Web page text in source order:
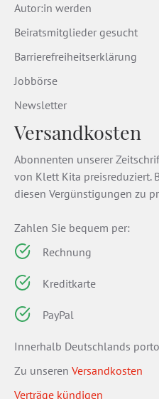
Autor:in werden
Beiratsmitglieder gesucht
Barrierefreiheitserklärung
Jobbörse
Newsletter
Versandkosten
Abonnenten unserer
von Klett Kita preisreduziert.
diesen Vergünstigungen zu
Zahlen Sie bequem per:
Rechnung
Kreditkarte
PayPal
Innerhalb Deutschlands
Zu unseren Versandkosten
Verträge kündigen